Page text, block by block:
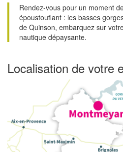
Rendez-vous pour un moment
époustouflant : les basses
de Quinson, embarquez sur
nautique dépaysante.
Localisation de votre